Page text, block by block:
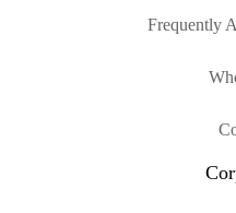
Frequently